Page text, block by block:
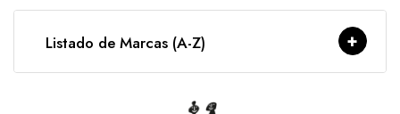
Listado de Marcas (A-Z)